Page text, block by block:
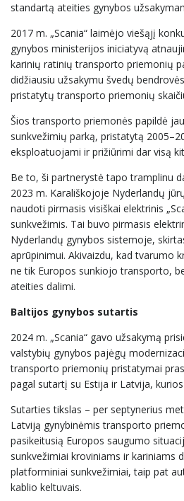
standartą ateities gynybos
2017 m. „Scania“ laimėjo viešąjį
gynybos ministerijos iniciatyvą
karinių ratinių transporto priemonių
didžiausiu užsakymu švedų
pristatytų transporto priemonių
Šios transporto priemonės papildė
sunkvežimių parką, pristatytą
eksploatuojami ir prižiūrimi dar visą
Be to, ši partnerystė tapo tramplinu
2023 m. Karališkojoje Nyderlandų
naudoti pirmasis visiškai elektrinis
sunkvežimis. Tai buvo pirmasis
Nyderlandų gynybos sistemoje,
aprūpinimui. Akivaizdu, kad tvarumo
ne tik Europos sunkiojo transporto,
ateities dalimi.
Baltijos gynybos sutartis
2024 m. „Scania“ gavo užsakymą
valstybių gynybos pajėgų
transporto priemonių pristatymai
pagal sutartį su Estija ir Latvija,
Sutarties tikslas – per septynerius
Latviją gynybinėmis transporto
pasikeitusią Europos saugumo
sunkvežimiai kroviniams ir kariniams
platforminiai sunkvežimiai, taip pat
kablio keltuvais.